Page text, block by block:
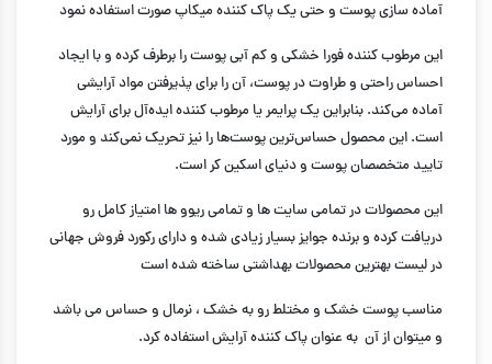
آماده سازی پوست و حتی یک پاک کننده میکاپ صورت استفاده نمود
این مرطوب کننده فورا خشکی و کم آبی پوست را برطرف کرده و با ایجاد
احساس راحتی و طراوت در پوست، آن را برای پذیرفتن مواد آرایشی
آماده می‌کند. بنابراین یک پرایمر یا مرطوب کننده ایده‌آل برای آرایش
است. این محصول حساس‌ترین پوست‌ها را نیز تحریک نمی‌کند و مورد
تایید متخصصان پوست و دنیای اسکین کر است.
این محصولات در تمامی سایت ها و تمامی ریوو ها امتیاز کامل رو
دریافت کرده و برنده جوایز بسیار زیادی شده و دارای رکورد فروش جهانی
در لیست بهترین محصولات بهداشتی ساخته شده است
مناسب پوست خشک و مختلط رو به خشک ، نرمال و حساس می باشد
و میتوان از آن به عنوان پاک کننده آرایش استفاده کرد.